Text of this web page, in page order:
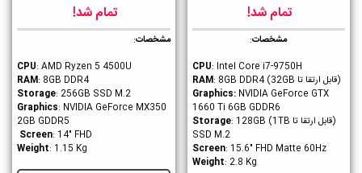
تمام شد!
مشخصات:
CPU: Intel Core i7-9750H
(قابل ارتقا تا 32GB)
RAM
: 8GB DDR4
Graphics: NVIDIA GeForce GTX
1660 Ti 6GB GDDR6
(قابل ارتقا تا 1TB)
: 128GB
SSD M.2
Screen: 15.6" FHD Matte 60Hz
Weight: 2.8 Kg
تمام شد!
مشخصات:
CPU: AMD Ryzen 5 4500U
RAM: 8GB DDR4
Storage: 256GB SSD M.2
Graphics: NVIDIA GeForce MX350
2GB GDDR5
Screen: 14" FHD
Weight: 1.15 Kg